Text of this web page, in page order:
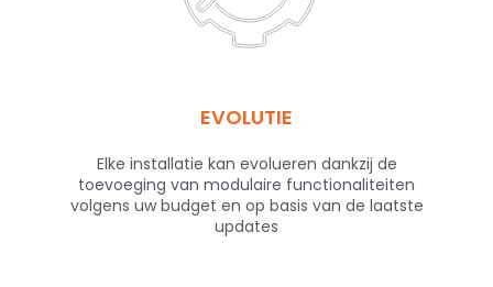
EVOLUTIE
Elke installatie kan evolueren dankzij de
toevoeging van modulaire functionaliteiten
volgens uw budget en op basis van de laatste
updates